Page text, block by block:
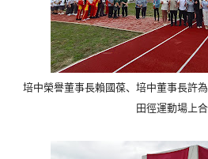
培中榮譽董事長賴國葆、培中董事長許
田徑運動場上